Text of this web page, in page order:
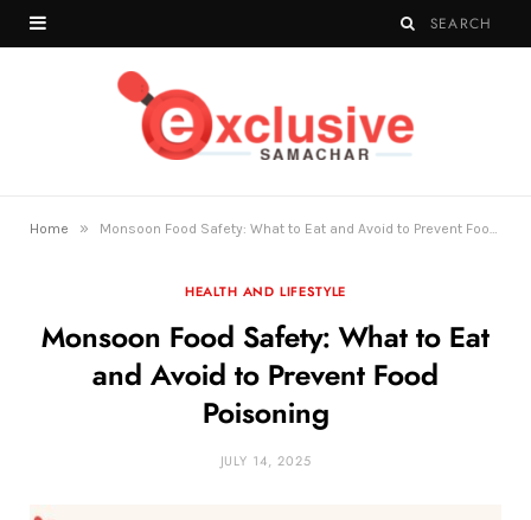
Home »
HEALTH AND LIFESTYLE
Monsoon Food Safety: What to Eat
and Avoid to Prevent Food
Poisoning
JULY 14, 2025